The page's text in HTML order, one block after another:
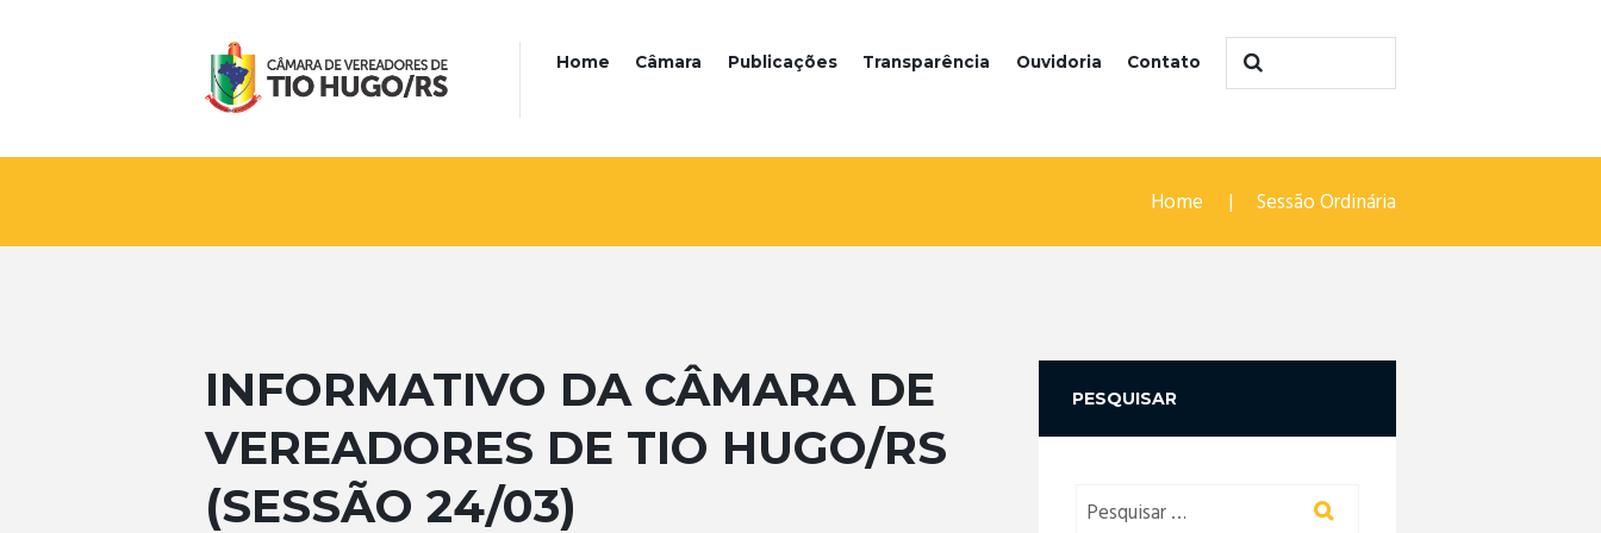
Home Câmara Publicações Transparência Ouvidoria Contato
Home Sessão Ordinária
INFORMATIVO DA CÂMARA DE
VEREADORES DE TIO HUGO/RS
(SESSÃO 24/03)
PESQUISAR